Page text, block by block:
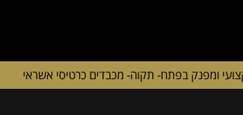
ומפנק בפתח- תקוה- מכבדים כרטיסי אשראי